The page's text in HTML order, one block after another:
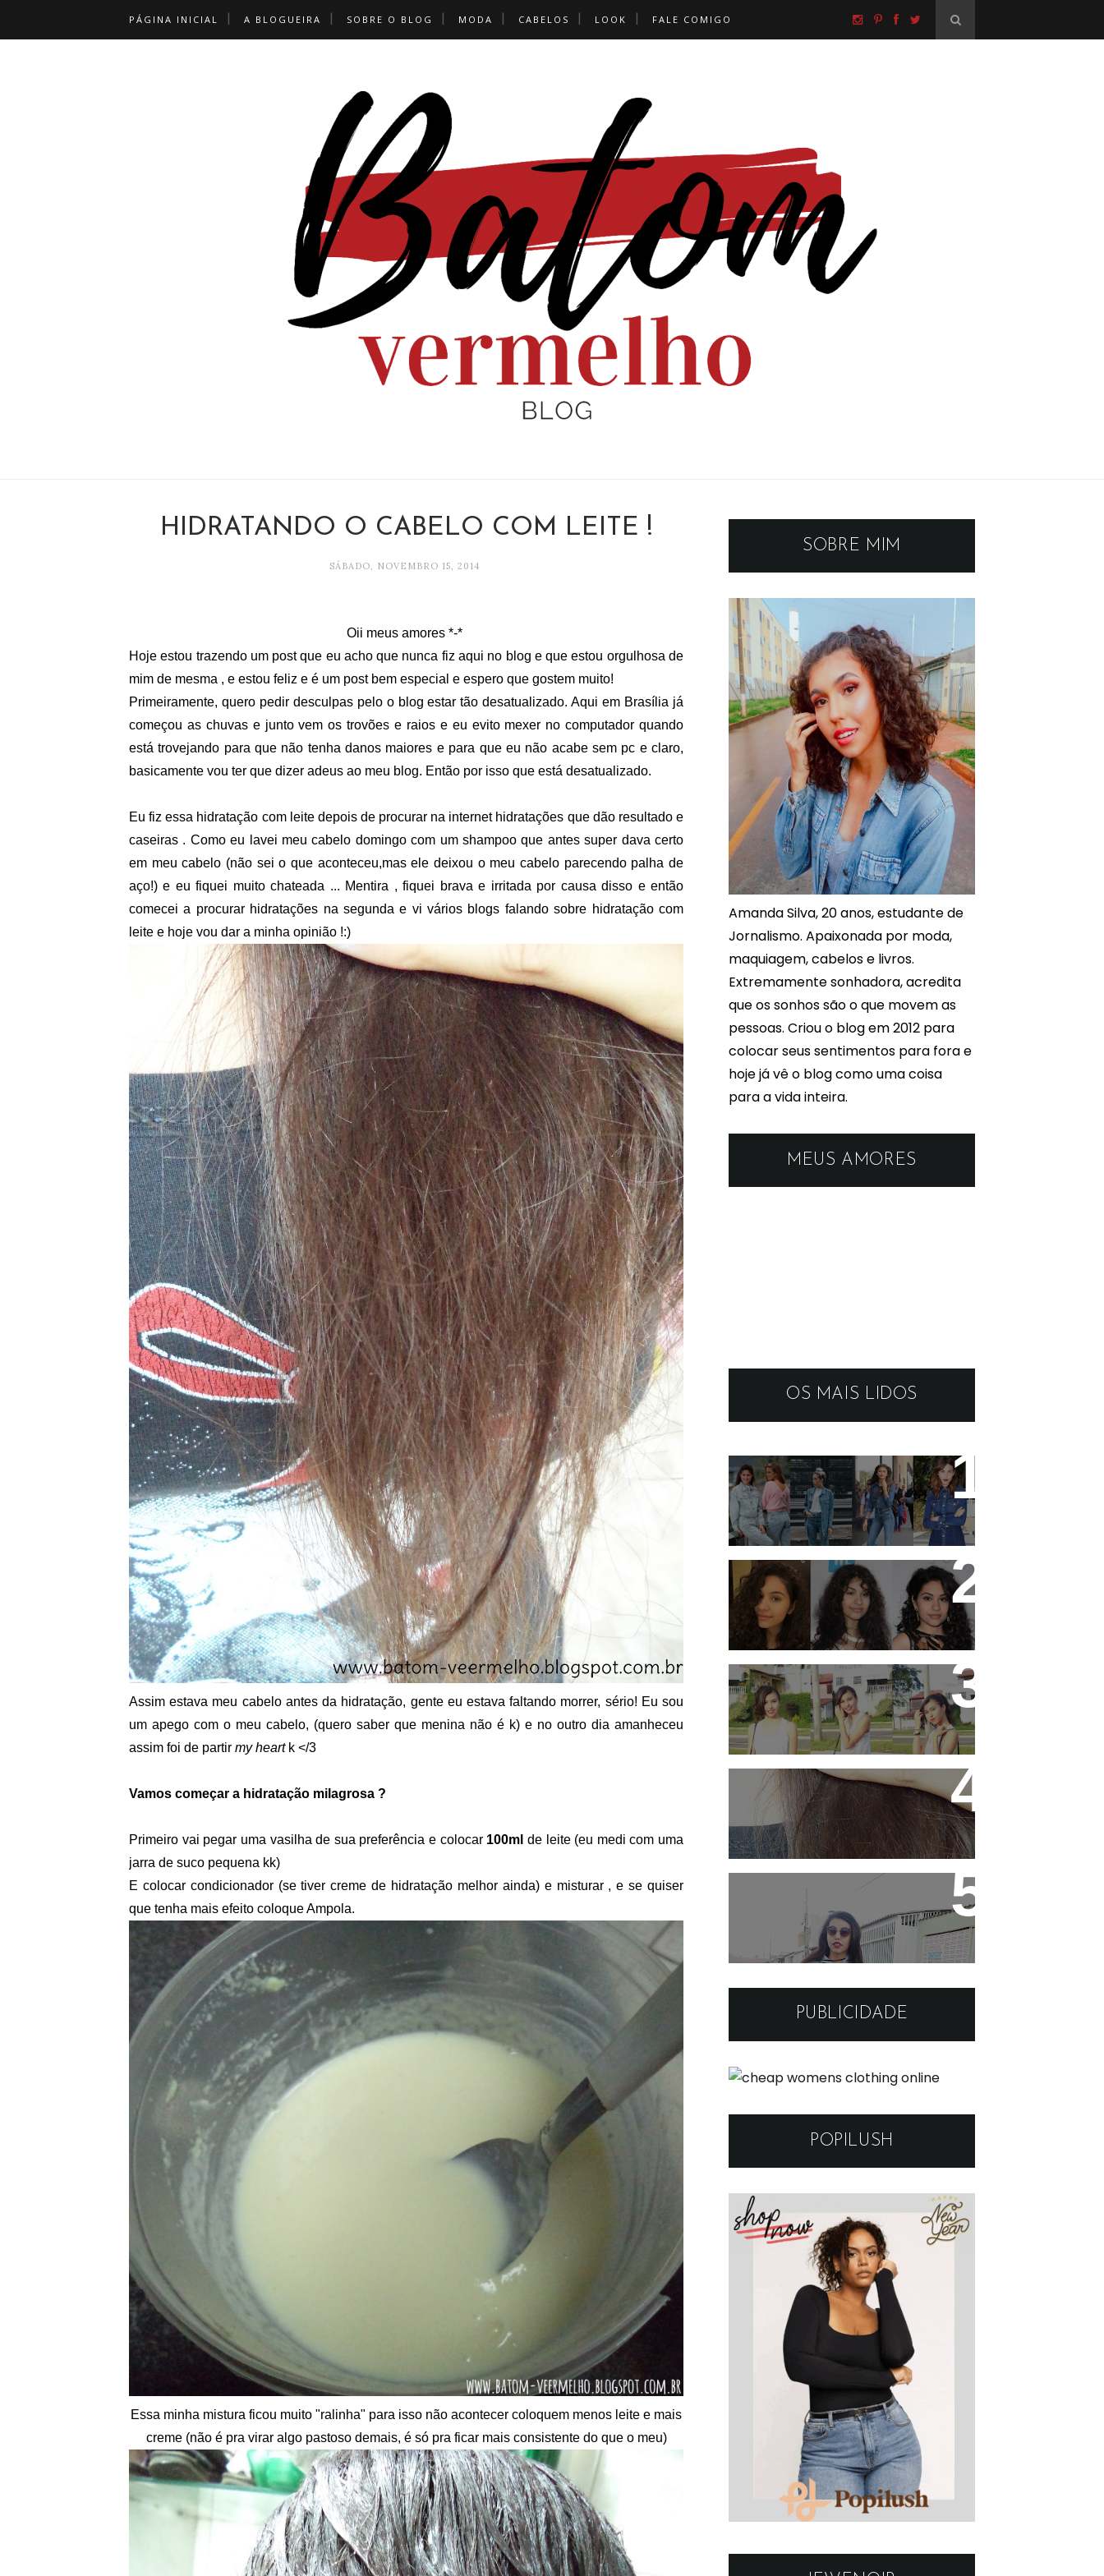
PÁGINA INICIAL A BLOGUEIRA SOBRE O BLOG MODA CABELOS LOOK FALE COMIGO
HIDRATANDO O CABELO COM LEITE !
SÁBADO, NOVEMBRO 15, 2014
Oii meus amores *-*
Hoje estou trazendo um post que eu acho que nunca fiz aqui no blog e que estou orgulhosa de
mim de mesma , e estou feliz e é um post bem especial e espero que gostem muito!
Primeiramente, quero pedir desculpas pelo o blog estar tão desatualizado. Aqui em Brasília já
começou as chuvas e junto vem os trovões e raios e eu evito mexer no computador quando
está trovejando para que não tenha danos maiores e para que eu não acabe sem pc e claro,
basicamente vou ter que dizer adeus ao meu blog. Então por isso que está desatualizado.
Eu fiz essa hidratação com leite depois de procurar na internet hidratações que dão resultado e
caseiras . Como eu lavei meu cabelo domingo com um shampoo que antes super dava certo
em meu cabelo (não sei o que aconteceu,mas ele deixou o meu cabelo parecendo palha de
aço!) e eu fiquei muito chateada ... Mentira , fiquei brava e irritada por causa disso e então
comecei a procurar hidratações na segunda e vi vários blogs falando sobre hidratação com
leite e hoje vou dar a minha opinião !:)
Assim estava meu cabelo antes da hidratação, gente eu estava faltando morrer, sério! Eu sou
um apego com o meu cabelo, (quero saber que menina não é k) e no outro dia amanheceu
assim foi de partir my heart k </3
Vamos começar a hidratação milagrosa ?
Primeiro vai pegar uma vasilha de sua preferência e colocar 100ml de leite (eu medi com uma
jarra de suco pequena kk)
E colocar condicionador (se tiver creme de hidratação melhor ainda) e misturar , e se quiser
que tenha mais efeito coloque Ampola.
Essa minha mistura ficou muito "ralinha" para isso não acontecer coloquem menos leite e mais
creme (não é pra virar algo pastoso demais, é só pra ficar mais consistente do que o meu)
SOBRE MIM
Amanda Silva, 20 anos, estudante de
Jornalismo. Apaixonada por moda,
maquiagem, cabelos e livros.
Extremamente sonhadora, acredita
que os sonhos são o que movem as
pessoas. Criou o blog em 2012 para
colocar seus sentimentos para fora e
hoje já vê o blog como uma coisa
para a vida inteira.
MEUS AMORES
OS MAIS LIDOS
19 tendências dos anos 90
que estão em alta
11 artistas que tem o
cabelo ondulado para
você se inspirar!
3 ideias de looks para ir
pra escola!
Hidratando o cabelo com
Leite !
sapatilha simples
PUBLICIDADE
POPILUSH